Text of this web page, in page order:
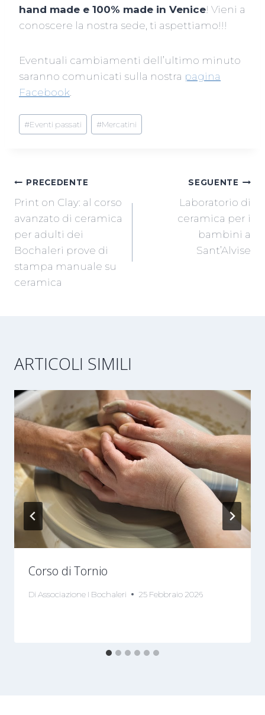
hand made e 100% made in Venice! Vieni a
conoscere la nostra sede, ti aspettiamo!!!
Eventuali cambiamenti dell’ultimo minuto
saranno comunicati sulla nostra pagina
Facebook
Tag
articolo:
#Eventi passati #Mercatini
NAVIGAZIONE
ARTICOLI
PRECEDENTE
Print on Clay: al corso
avanzato di ceramica
per adulti dei
Bochaleri prove di
stampa manuale su
ceramica
SEGUENTE
Laboratorio di
ceramica per i
bambini a
Sant’Alvise
ARTICOLI SIMILI
Corso di Tornio
Di Associazione I Bochaleri 25 Febbraio 2026